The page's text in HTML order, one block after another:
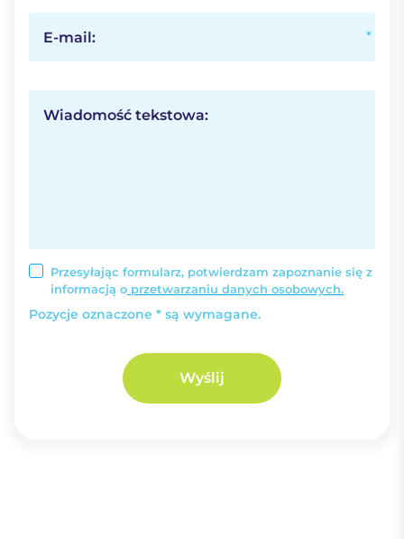
E-mail:
Wiadomość tekstowa:
Przesyłając formularz, potwierdzam zapoznanie się z
informacją o przetwarzaniu danych osobowych.
Pozycje oznaczone * są wymagane.
Wyślij